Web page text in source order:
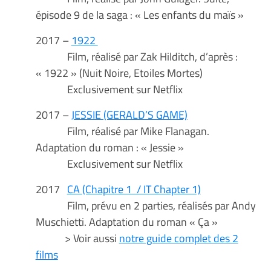
épisode 9 de la saga : « Les enfants du maïs »
2017 – 1922
Film, réalisé par Zak Hilditch, d’après :
« 1922 » (Nuit Noire, Etoiles Mortes)
Exclusivement sur Netflix
2017 –JESSIE (GERALD’S GAME)
Film, réalisé par Mike Flanagan.
Adaptation du roman : « Jessie »
Exclusivement sur Netflix
2017 CA (Chapitre 1 / IT Chapter 1)
Film, prévu en 2 parties, réalisés par Andy
Muschietti. Adaptation du roman « Ça »
> Voir aussi notre guide complet des 2
films